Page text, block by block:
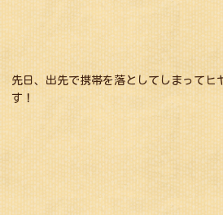
先日、出先で携帯を落としてしまってヒ
す！